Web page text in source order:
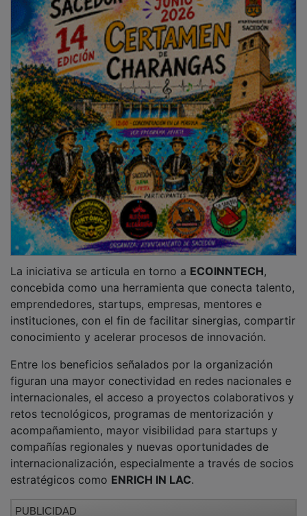
emprendedores, startups, empresas, mentores e
instituciones, con el fin de facilitar sinergias, compartir
conocimiento y acelerar procesos de innovación.
Entre los beneficios señalados por la organización
figuran una mayor conectividad en redes nacionales e
internacionales, el acceso a proyectos colaborativos y
retos tecnológicos, programas de mentorización y
acompañamiento, mayor visibilidad para startups y
compañías regionales y nuevas oportunidades de
internacionalización, especialmente a través de socios
estratégicos comoENRICH IN LAC.
PUBLICIDAD